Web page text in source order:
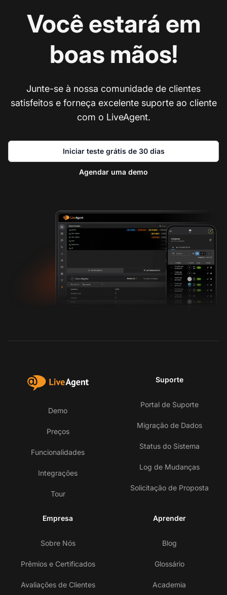
Você estará em
boas mãos!
Junte-se à nossa comunidade de clientes
satisfeitos e forneça excelente suporte ao cliente
com o LiveAgent.
Iniciar teste grátis de 30 dias
Agendar uma demo
Demo
Preços
Funcionalidades
Integrações
Tour
Suporte
Portal de Suporte
Migração de Dados
Status do Sistema
Log de Mudanças
Solicitação de Proposta
Empresa
Sobre Nós
Prêmios e Certificados
Avaliações de Clientes
Aprender
Blog
Glossário
Academia